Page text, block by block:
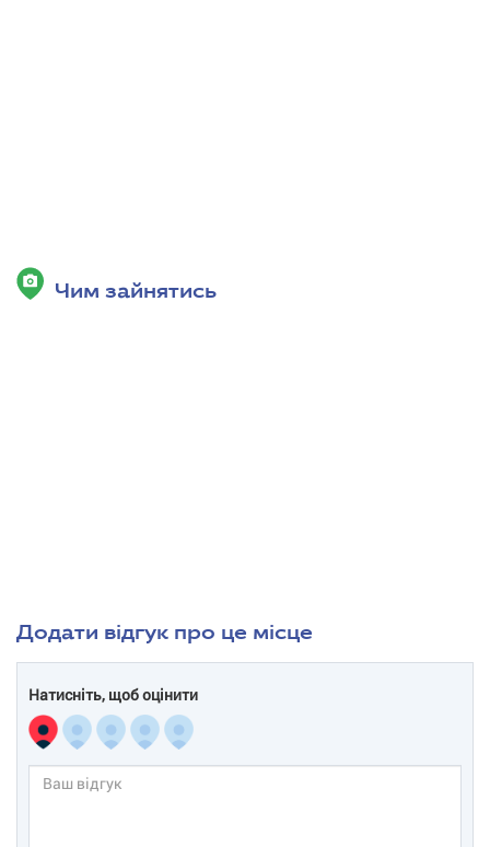
Чим зайнятись
Додати відгук про це місце
Натисніть, щоб оцінити